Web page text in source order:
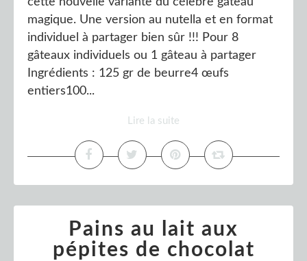
magique. Une version au nutella et en format
individuel à partager bien sûr !!! Pour 8
gâteaux individuels ou 1 gâteau à partager
Ingrédients : 125 gr de beurre4 œufs
entiers100...
Lire la suite
Pains au lait aux
pépites de chocolat